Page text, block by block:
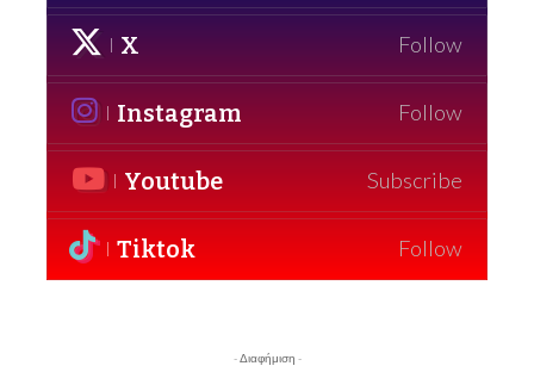
X Follow
Instagram Follow
Youtube Subscribe
Tiktok Follow
- Διαφήμιση -